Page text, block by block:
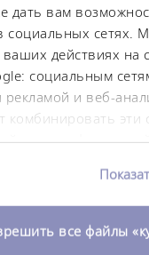
дать вам
социальных сетях.
действиях на
социальным
и веб-
комбинировать эти
вами
вами их сервисов.
свое
все файлы
макс.
мощность, макс.
макс.